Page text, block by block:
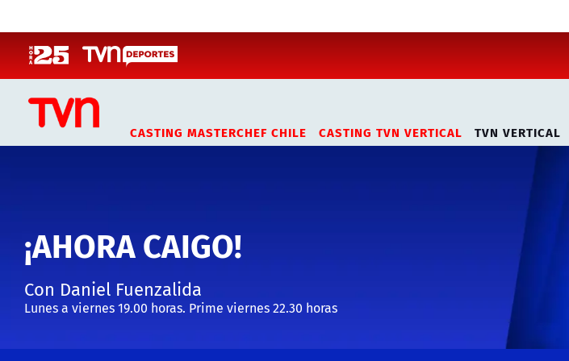
CASTING MASTERCHEF CHILE CASTING TVN VERTICAL TVN VERTICAL
¡AHORA CAIGO!
Con Daniel Fuenzalida
Lunes a viernes 19.00 horas. Prime viernes 22.30 horas